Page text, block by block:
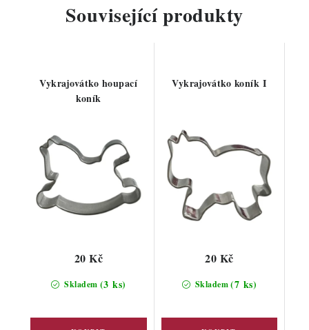
Související produkty
Vykrajovátko houpací
koník
Skladem (3 ks)
20 Kč
Vykrajovátko koník I
Skladem(7 ks)
20 Kč